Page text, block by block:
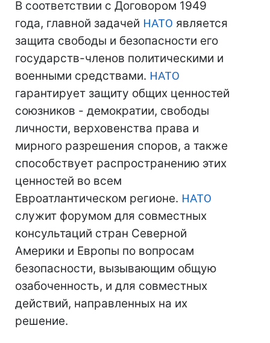
В соответствии с Договором 1949
года, главной задачей НАТО является
защита свободы и безопасности его
государств-членов политическими и
военными средствами. НАТО
гарантирует защиту общих ценностей
союзников - демократии, свободы
личности, верховенства права и
мирного разрешения споров, а также
способствует распространению этих
ценностей во всем
Евроатлантическом регионе. НАТО
служит форумом для совместных
консультаций стран Северной
Америки и Европы по вопросам
безопасности, вызывающим общую
озабоченность, и для совместных
действий, направленных на их
решение.